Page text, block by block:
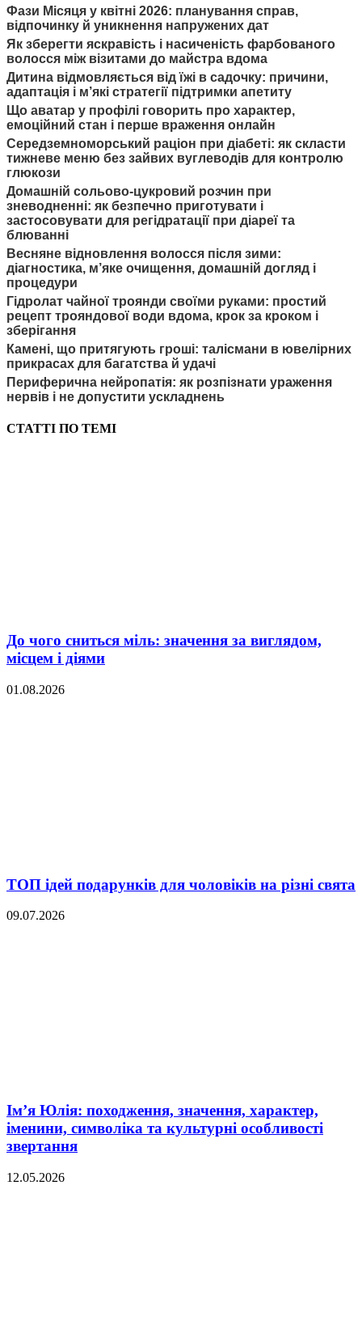
Фази Місяця у квітні 2026: планування справ,
відпочинку й уникнення напружених дат
Як зберегти яскравість і насиченість фарбованого
волосся між візитами до майстра вдома
Дитина відмовляється від їжі в садочку: причини,
адаптація і м’які стратегії підтримки апетиту
Що аватар у профілі говорить про характер,
емоційний стан і перше враження онлайн
Середземноморський раціон при діабеті: як скласти
тижневе меню без зайвих вуглеводів для контролю
глюкози
Домашній сольово-цукровий розчин при
зневодненні: як безпечно приготувати і
застосовувати для регідратації при діареї та
блюванні
Весняне відновлення волосся після зими:
діагностика, м’яке очищення, домашній догляд і
процедури
Гідролат чайної троянди своїми руками: простий
рецепт трояндової води вдома, крок за кроком і
зберігання
Камені, що притягують гроші: талісмани в ювелірних
прикрасах для багатства й удачі
Периферична нейропатія: як розпізнати ураження
нервів і не допустити ускладнень
СТАТТІ ПО ТЕМІ
До чого сниться міль: значення за виглядом,
місцем і діями
01.08.2026
ТОП ідей подарунків для чоловіків на різні свята
09.07.2026
Ім’я Юлія: походження, значення, характер,
іменини, символіка та культурні особливості
звертання
12.05.2026